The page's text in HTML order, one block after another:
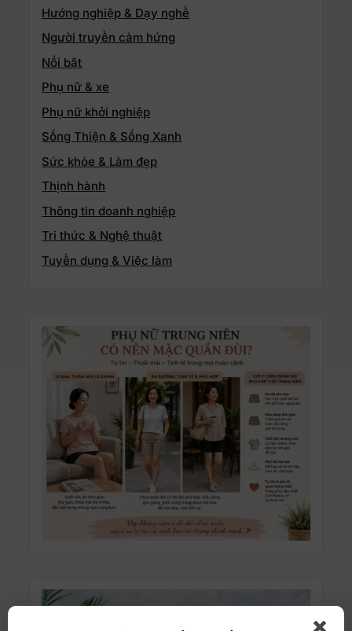
Hướng nghiệp & Dạy nghề
Người truyền cảm hứng
Nổi bật
Phụ nữ & xe
Phụ nữ khởi nghiệp
Sống Thiện & Sống Xanh
Sức khỏe & Làm đẹp
Thịnh hành
Thông tin doanh nghiệp
Tri thức & Nghệ thuật
Tuyển dụng & Việc làm